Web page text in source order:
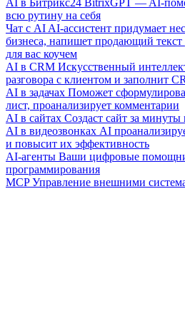
AI в Битрикс24 BitrixGPT — AI-
всю рутину на себя
Чат с AI AI-ассистент придумает
бизнеса, напишет продающий
для вас коучем
AI в CRM Искусственный
разговора с клиентом и заполнит
AI в задачах Поможет
лист, проанализирует комментарии
AI в сайтах Создаст сайт за
AI в видеозвонках AI
и повысит их эффективность
AI-агенты Ваши цифровые
программирования
MCP Управление внешними